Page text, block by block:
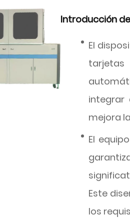
Introducción
El
tarjetas
integrar
mejora
El
Este
los